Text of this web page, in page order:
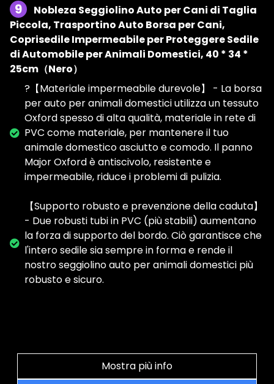
9
Nobleza Seggiolino Auto per Cani di Taglia
Piccola, Trasportino Auto Borsa per Cani,
Coprisedile Impermeabile per Proteggere Sedile
di Automobile per Animali Domestici, 40 * 34 *
25cm（Nero）
?【Materiale impermeabile durevole】 - La borsa
per auto per animali domestici utilizza un tessuto
Oxford spesso di alta qualità, materiale in rete di
PVC come materiale, per mantenere il tuo
animale domestico asciutto e comodo. Il panno
Major Oxford è antiscivolo, resistente e
impermeabile, riduce i problemi di pulizia.
【Supporto robusto e prevenzione della caduta】
- Due robusti tubi in PVC (più stabili) aumentano
la forza di supporto del bordo. Ciò garantisce che
l'intero sedile sia sempre in forma e rende il
nostro seggiolino auto per animali domestici più
robusto e sicuro.
Mostra più info